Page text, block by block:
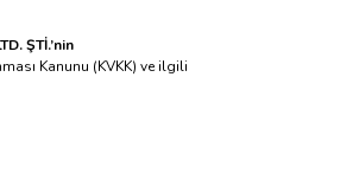
ŞTİ.’nin
Kanunu (KVKK) ve ilgili